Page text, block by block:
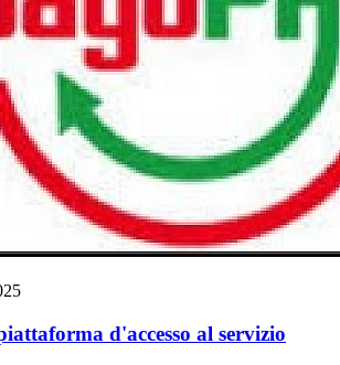
d'accesso al servizio